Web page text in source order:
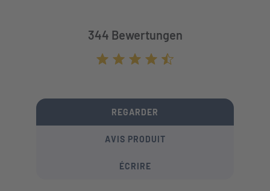
344 Bewertungen
REGARDER
AVIS PRODUIT
ÉCRIRE